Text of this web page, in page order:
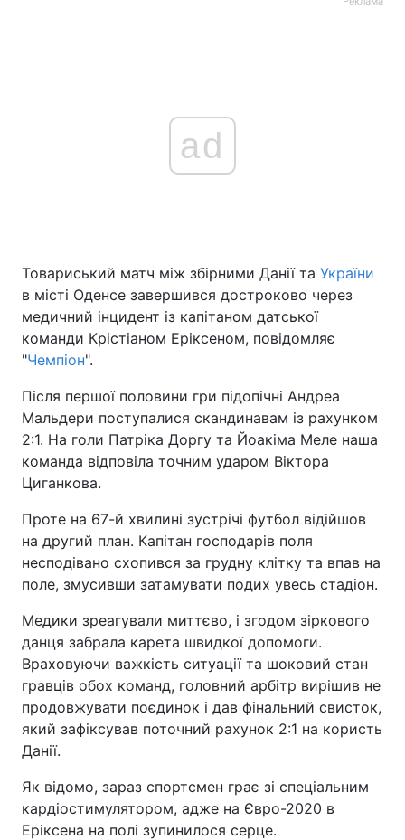
ad
Товариський матч між збірними Данії та України
в місті Оденсе завершився достроково через
медичний інцидент із капітаном датської
команди Крістіаном Еріксеном, повідомляє
"Чемпіон".
Після першої половини гри підопічні Андреа
Мальдери поступалися скандинавам із рахунком
2:1. На голи Патріка Доргу та Йоакіма Меле наша
команда відповіла точним ударом Віктора
Циганкова.
Проте на 67-й хвилині зустрічі футбол відійшов
на другий план. Капітан господарів поля
несподівано схопився за грудну клітку та впав на
поле, змусивши затамувати подих увесь стадіон.
Медики зреагували миттєво, і згодом зіркового
данця забрала карета швидкої допомоги.
Враховуючи важкість ситуації та шоковий стан
гравців обох команд, головний арбітр вирішив не
продовжувати поєдинок і дав фінальний свисток,
який зафіксував поточний рахунок 2:1 на користь
Данії.
Як відомо, зараз спортсмен грає зі спеціальним
кардіостимулятором, адже на Євро-2020 в
Еріксена на полі зупинилося серце.